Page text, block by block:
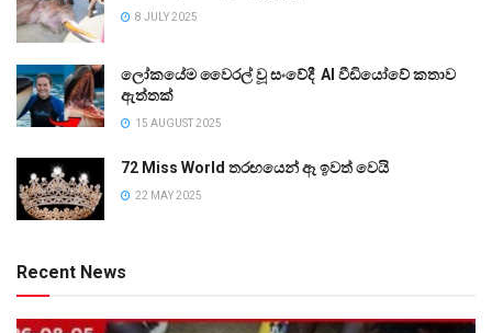
8 JULY 2025
ලෝකයේම වෛරල් වූ සංවේදී AI වීඩියෝවේ කතාව
ඇත්තක්
15 AUGUST 2025
72 Miss World තරඟයෙන් ඈ ඉවත් වෙයි
22 MAY 2025
Recent News